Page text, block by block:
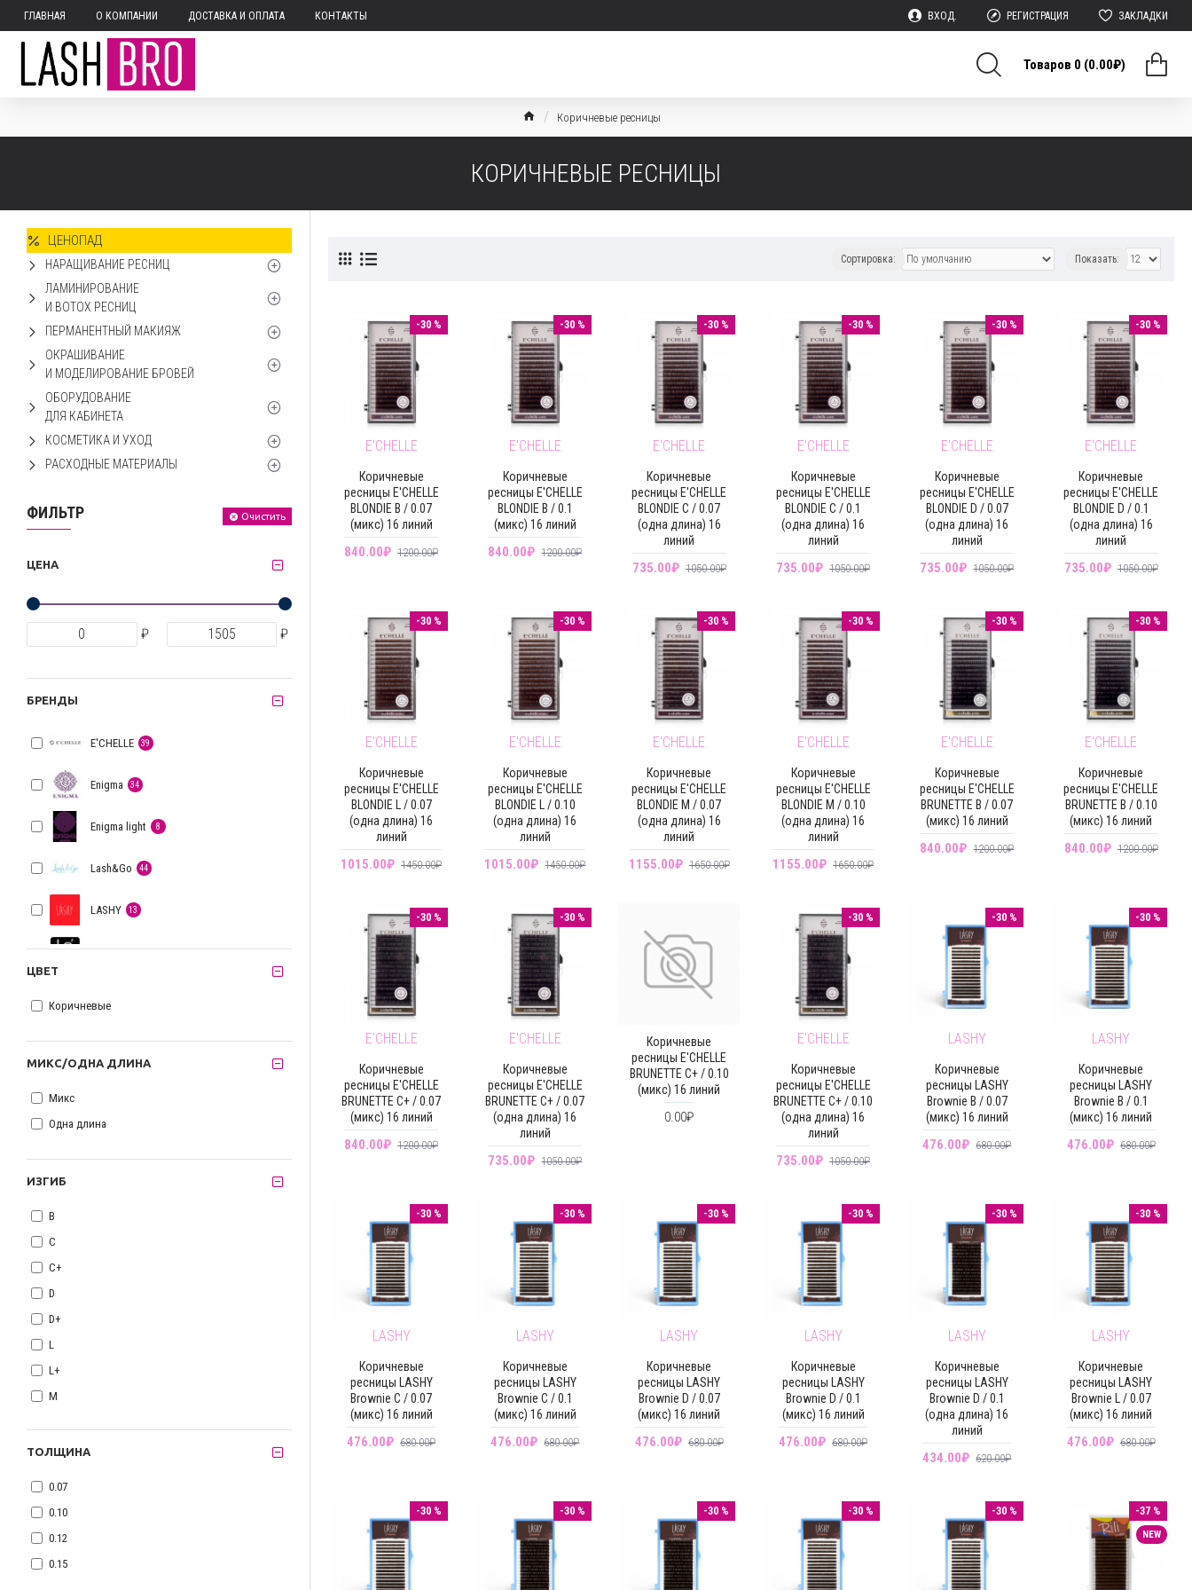
ГЛАВНАЯ О КОМПАНИИ ДОСТАВКА И ОПЛАТА КОНТАКТЫ ВХОД. РЕГИСТРАЦИЯ ЗАКЛАДКИ
Товаров 0 (0.00₽)
Коричневые ресницы
КОРИЧНЕВЫЕ РЕСНИЦЫ
ЦЕНОПАД
НАРАЩИВАНИЕ РЕСНИЦ
ЛАМИНИРОВАНИЕ
И BOTOX РЕСНИЦ
ПЕРМАНЕНТНЫЙ МАКИЯЖ
ОКРАШИВАНИЕ
И МОДЕЛИРОВАНИЕ БРОВЕЙ
ОБОРУДОВАНИЕ
ДЛЯ КАБИНЕТА
КОСМЕТИКА И УХОД
РАСХОДНЫЕ МАТЕРИАЛЫ
ФИЛЬТР Очистить
ЦЕНА
₽ ₽
БРЕНДЫ
E'CHELLE 39
Enigma 34
Enigma light 8
Lash&Go 44
LASHY 13
Le Maitre 1
Vivienne
ЦВЕТ
Коричневые
МИКС/ОДНА ДЛИНА
Микс
Одна длина
ТОЛЩИНА
0.07
0.10
0.12
0.15
ИЗГИБ
B
C
C+
D
D+
L
L+
M
Сортировка: Показать:
-30 %
E'CHELLE
Коричневые
ресницы E'CHELLE
BLONDIE B / 0.07
(микс) 16 линий
840.00₽ 1200.00₽
-30 %
E'CHELLE
Коричневые
ресницы E'CHELLE
BLONDIE B / 0.1
(микс) 16 линий
840.00₽ 1200.00₽
-30 %
E'CHELLE
Коричневые
ресницы E'CHELLE
BLONDIE C / 0.07
(одна длина) 16
линий
735.00₽ 1050.00₽
-30 %
E'CHELLE
Коричневые
ресницы E'CHELLE
BLONDIE C / 0.1
(одна длина) 16
линий
735.00₽ 1050.00₽
-30 %
E'CHELLE
Коричневые
ресницы E'CHELLE
BLONDIE D / 0.07
(одна длина) 16
линий
735.00₽ 1050.00₽
-30 %
E'CHELLE
Коричневые
ресницы E'CHELLE
BLONDIE D / 0.1
(одна длина) 16
линий
735.00₽ 1050.00₽
-30 %
E'CHELLE
Коричневые
ресницы E'CHELLE
BLONDIE L / 0.07
(одна длина) 16
линий
1015.00₽ 1450.00₽
-30 %
E'CHELLE
Коричневые
ресницы E'CHELLE
BLONDIE L / 0.10
(одна длина) 16
линий
1015.00₽ 1450.00₽
-30 %
E'CHELLE
Коричневые
ресницы E'CHELLE
BLONDIE M / 0.07
(одна длина) 16
линий
1155.00₽ 1650.00₽
-30 %
E'CHELLE
Коричневые
ресницы E'CHELLE
BLONDIE M / 0.10
(одна длина) 16
линий
1155.00₽ 1650.00₽
-30 %
E'CHELLE
Коричневые
ресницы E'CHELLE
BRUNETTE B / 0.07
(микс) 16 линий
840.00₽ 1200.00₽
-30 %
E'CHELLE
Коричневые
ресницы E'CHELLE
BRUNETTE B / 0.10
(микс) 16 линий
840.00₽ 1200.00₽
-30 %
E'CHELLE
Коричневые
ресницы E'CHELLE
BRUNETTE C+ / 0.07
(микс) 16 линий
840.00₽ 1200.00₽
-30 %
E'CHELLE
Коричневые
ресницы E'CHELLE
BRUNETTE C+ / 0.07
(одна длина) 16
линий
735.00₽ 1050.00₽
Коричневые
ресницы E'CHELLE
BRUNETTE C+ / 0.10
(микс) 16 линий
0.00₽
-30 %
E'CHELLE
Коричневые
ресницы E'CHELLE
BRUNETTE C+ / 0.10
(одна длина) 16
линий
735.00₽ 1050.00₽
-30 %
LASHY
Коричневые
ресницы LASHY
Brownie B / 0.07
(микс) 16 линий
476.00₽ 680.00₽
-30 %
LASHY
Коричневые
ресницы LASHY
Brownie B / 0.1
(микс) 16 линий
476.00₽ 680.00₽
-30 %
LASHY
Коричневые
ресницы LASHY
Brownie C / 0.07
(микс) 16 линий
476.00₽ 680.00₽
-30 %
LASHY
Коричневые
ресницы LASHY
Brownie C / 0.1
(микс) 16 линий
476.00₽ 680.00₽
-30 %
LASHY
Коричневые
ресницы LASHY
Brownie D / 0.07
(микс) 16 линий
476.00₽ 680.00₽
-30 %
LASHY
Коричневые
ресницы LASHY
Brownie D / 0.1
(микс) 16 линий
476.00₽ 680.00₽
-30 %
LASHY
Коричневые
ресницы LASHY
Brownie D / 0.1
(одна длина) 16
линий
434.00₽ 620.00₽
-30 %
LASHY
Коричневые
ресницы LASHY
Brownie L / 0.07
(микс) 16 линий
476.00₽ 680.00₽
-30 % -30 % -30 % -30 % -30 %
NEW
-37 %